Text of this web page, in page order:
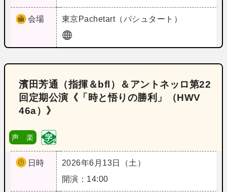
会場 東京Pachetart（パシュタート）
濱田芳通（指揮＆bfl）＆アントネッロ第22
回定期公演《「時と悟りの勝利」（HWV
46a）》
声 楽
日時
2026年6月13日（土）
開演：14:00